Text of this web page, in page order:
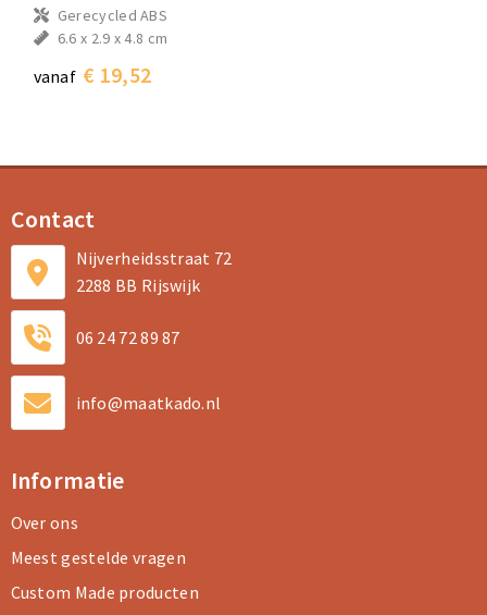
Gerecycled ABS
6.6 x 2.9 x 4.8 cm
vanaf € 19,52
Contact
Nijverheidsstraat 72
2288 BB Rijswijk
06 24 72 89 87
info@maatkado.nl
Informatie
Over ons
Meest gestelde vragen
Custom Made producten